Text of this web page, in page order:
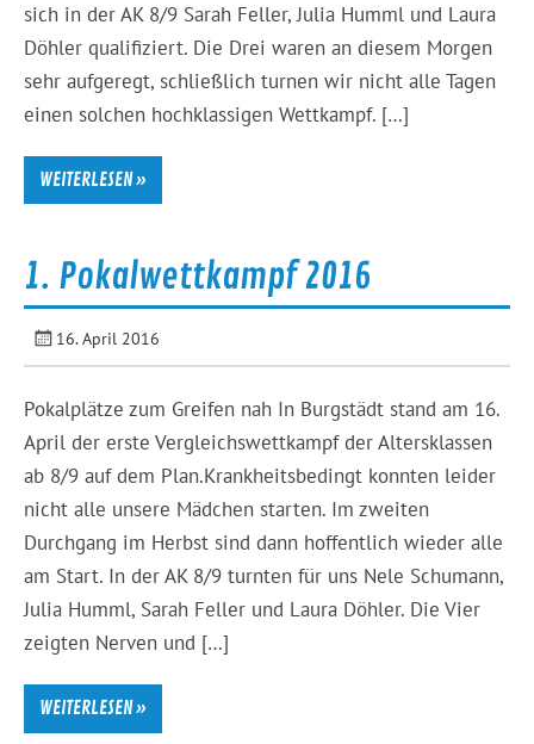
sich in der AK 8/9 Sarah Feller, Julia Humml und Laura
Döhler qualifiziert. Die Drei waren an diesem Morgen
sehr aufgeregt, schließlich turnen wir nicht alle Tagen
einen solchen hochklassigen Wettkampf. […]
WEITERLESEN »
1. Pokalwettkampf 2016
16. April 2016
Pokalplätze zum Greifen nah In Burgstädt stand am 16.
April der erste Vergleichswettkampf der Altersklassen
ab 8/9 auf dem Plan.Krankheitsbedingt konnten leider
nicht alle unsere Mädchen starten. Im zweiten
Durchgang im Herbst sind dann hoffentlich wieder alle
am Start. In der AK 8/9 turnten für uns Nele Schumann,
Julia Humml, Sarah Feller und Laura Döhler. Die Vier
zeigten Nerven und […]
WEITERLESEN »